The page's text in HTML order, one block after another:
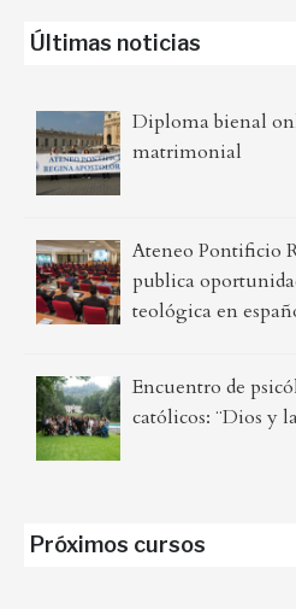
Últimas noticias
Diploma bienal
matrimonial
Ateneo Pontificio
publica
teológica en
Encuentro de
católicos: ¨Dios y
Próximos cursos